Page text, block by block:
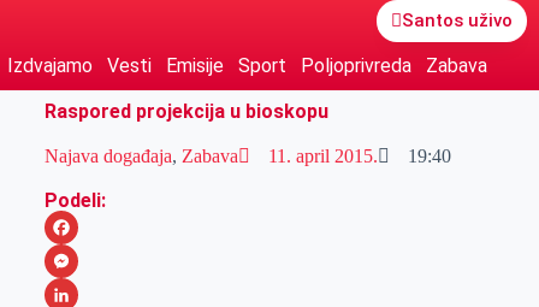
Santos uživo
Izdvajamo Vesti Emisije Sport Poljoprivreda
Zabava
Raspored projekcija u bioskopu
Najava događaja, Zabava 11. april 2015. 19:40
Podeli:
F
aM